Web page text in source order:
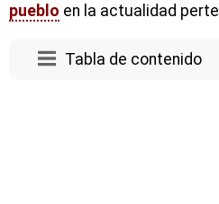
pueblo en la actualidad
Tabla de contenido